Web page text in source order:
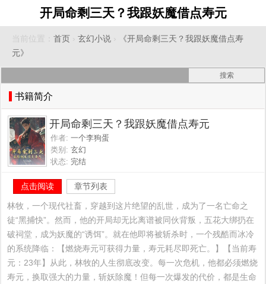
开局命剩三天？我跟妖魔借点寿元
当前位置： 首页 › 玄幻小说 ›
《开局命剩三天？我跟妖魔借点寿
元》
书籍简介
开局命剩三天？我跟妖魔借点寿元
作者: 一个李狗蛋
类别: 玄幻
状态: 完结
点击阅读 章节列表
林牧，一个现代社畜，穿越到这片绝望的乱世，成为了一名亡命之
徒“黑捕快”。然而，他的开局却无比离谱被同伙背叛，五花大绑扔在
破祠堂，成为妖魔的“诱饵”。就在他即将被斩杀时，一个残酷而冰冷
的系统降临：【燃烧寿元可获得力量，寿元耗尽即死亡。】【当前寿
元：23年】从此，林牧的人生彻底改变。每一次危机，他都必须燃烧
寿元，换取强大的力量，斩妖除魔！但每一次爆发的代价，都是生命